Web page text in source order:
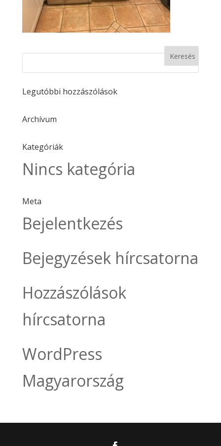
Legutóbbi hozzászólások
Archívum
Kategóriák
Nincs kategória
Meta
Bejelentkezés
Bejegyzések hírcsatorna
Hozzászólások
hírcsatorna
WordPress
Magyarország